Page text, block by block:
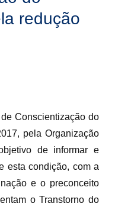
redução
Conscientização do
pela Organização
de informar e
esta condição, com a
e o preconceito
o Transtorno do